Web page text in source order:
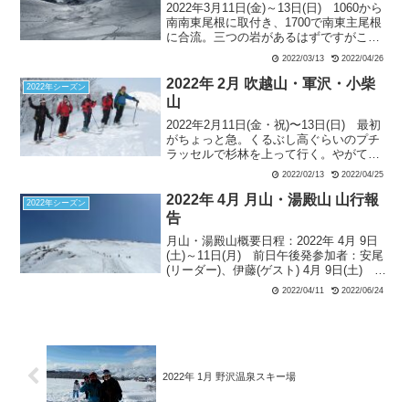
2022年3月11日(金)～13日(日) 1060から
南南東尾根に取付き、1700で南東主尾根
に合流。三つの岩があるはずですがこの
尾根からは一つ目の岩しか見えません。
頂上直前の三つ目の岩で大休止。大戸沢
岳同様、頂上は平らです。下降はほぼ頂
上から可能。今年は雪が多くまだ寒いた
めに雪庇の落下がまだ進んでいません。
途中で止まるのは怖いので、2050から
1050 M までイッキに降りる予定でした
が、ストップスノーのお陰で非常に難儀
2022/03/13 2022/04/26
2022年シーズン
2022年 2月 吹越山・軍沢・小柴
山
2022年2月11日(金・祝)〜13日(日) 最初
がちょっと急。くるぶし高ぐらいのプチ
ラッセルで杉林を上って行く。やがて樹
林はブナに変わり、木々の間から青空も
覗く。途中一休みして更に上る。標高
900mぐらいからやや緩やかになり、プチ
雪庇を超え1035PKに到着。
2022/02/13 2022/04/25
2022年シーズン
2022年 4月 月山・湯殿山 山行報
告
月山・湯殿山概要日程：2022年 4月 9日
(土)～11日(月) 前日午後発参加者：安尾
(リーダー)、伊藤(ゲスト) 4月 9日(土) 湯
殿山天候：快晴姥沢駐車場9:10…石跳川
1000m地点9:40…湯殿山東南尾根…湯殿
2022/04/11 2022/06/24
2022年 1月 野沢温泉スキー場